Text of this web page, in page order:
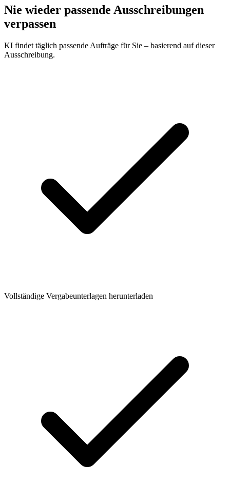
Nie wieder passende Ausschreibungen
verpassen
KI findet täglich passende Aufträge für Sie – basierend auf dieser
Ausschreibung.
Vollständige Vergabeunterlagen herunterladen